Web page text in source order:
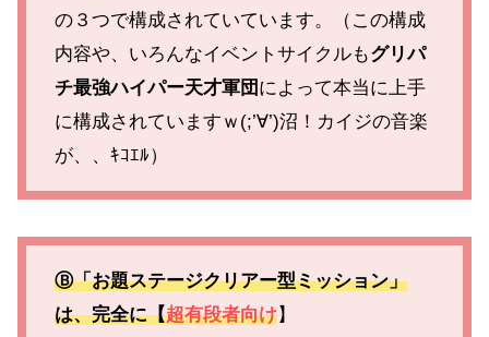
の３つで構成されていています。（この構成
内容や、いろんなイベントサイクルもグリパ
チ最強ハイパー天才軍団 によって本当に上手
に構成されていますｗ(;’∀’)沼！カイジの音楽
が、、ｷｺｴﾙ）
Ⓑ「お題ステージクリアー型ミッション」
は、完全に【超有段者向け】